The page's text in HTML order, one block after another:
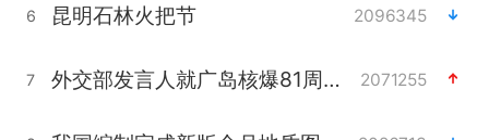
6 昆明石林火把节 2096345
7 外交部发言人就广岛核爆81周年等答记者问 2071255